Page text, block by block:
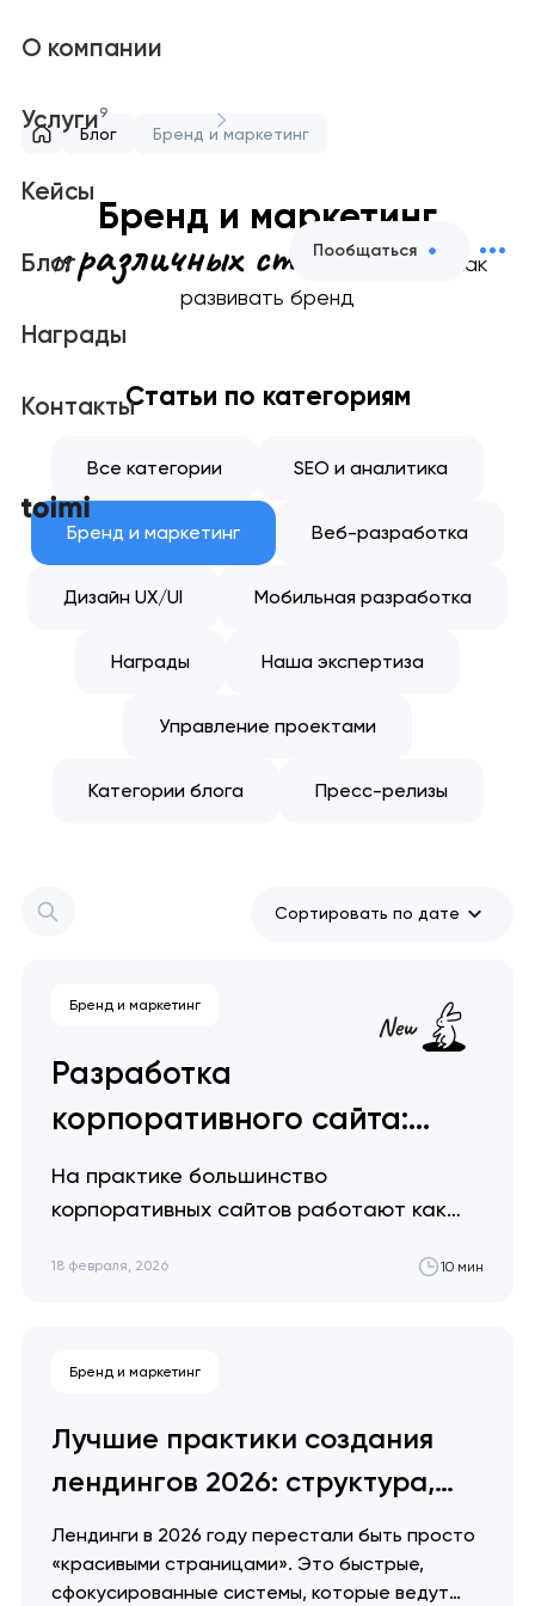
О компании
Услуги9
Кейсы
Блог
Награды
Контакты
Пообщаться
Блог Бренд и маркетинг
Бренд и маркетинг
19различных статейо том, как
развивать бренд
Статьи по категориям
Все категории SEO и аналитика
Бренд и маркетинг Веб-разработка
Дизайн UX/UI Мобильная разработка
Награды Наша экспертиза
Управление проектами
Категории блога Пресс-релизы
Сортировать по дате
Бренд и маркетинг
Разработка
корпоративного сайта:
полное руководство
На практике большинство
корпоративных сайтов работают как
операционные системы. Они
квалифицирует лиды и закрывает
сайт — это не витрина. Это рабочий
интерфейс между бизнесом и людьми,
18 февраля, 2026 10 мин
Бренд и маркетинг
Лучшие практики создания
лендингов 2026: структура,
которая действительно
конвертирует
Лендинги в 2026 году перестали быть просто
«красивыми страницами». Это быстрые,
сфокусированные системы, которые ведут